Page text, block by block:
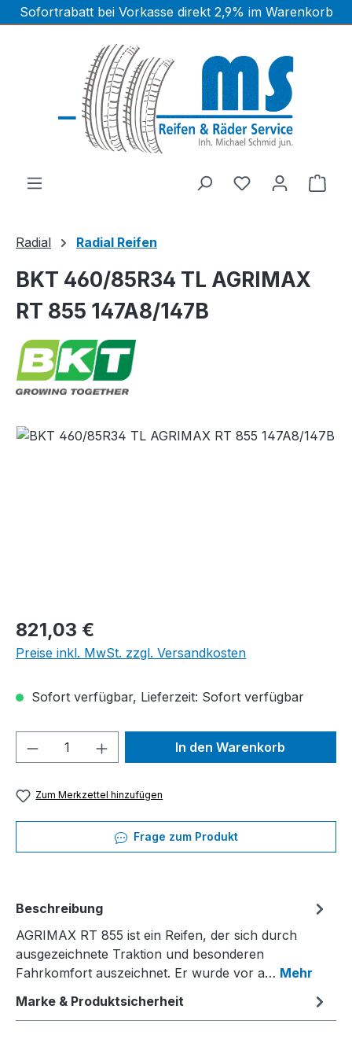
Zum Hauptinhalt springen
Sofortrabatt bei Vorkasse direkt 2,9% im Warenkorb
Radial Radial Reifen
BKT 460/85R34 TL AGRIMAX
RT 855 147A8/147B
Bildergalerie überspringen
Regulärer Preis:
821,03 €
Preise inkl. MwSt. zzgl. Versandkosten
Sofort verfügbar, Lieferzeit: Sofort verfügbar
Produkt Anzahl: Gib denIn den Warenkorb
Zum Merkzettel hinzufügen
Frage zum Produkt
Beschreibung
AGRIMAX RT 855 ist ein Reifen, der sich durch
ausgezeichnete Traktion und besonderen
Fahrkomfort auszeichnet. Er wurde vor a… Mehr
Marke & Produktsicherheit